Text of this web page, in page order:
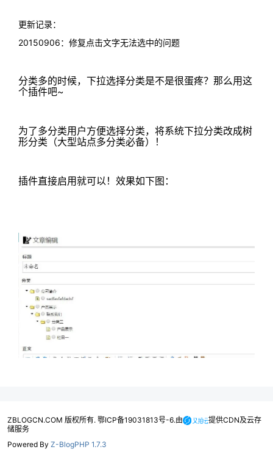
更新记录：
20150906：修复点击文字无法选中的问题
分类多的时候，下拉选择分类是不是很蛋疼？那么用这
个插件吧~
为了多分类用户方便选择分类，将系统下拉分类改成树
形分类（大型站点多分类必备）！
插件直接启用就可以！效果如下图：
ZBLOGCN.COM 版权所有. 鄂ICP备19031813号-6.由
提供CDN及云存
储服务
Powered By Z-BlogPHP 1.7.3